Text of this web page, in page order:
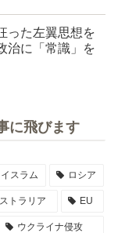
った左翼思想を
治に「常識」を
に飛びます
イスラム ロシア
トラリア EU
ウクライナ侵攻